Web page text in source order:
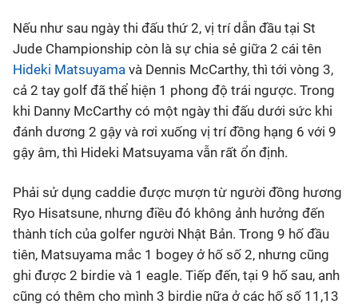
Thể thao Điện tử
Các môn khác
VIDEO
Bên lề
Nếu như sau ngày thi đấu thứ 2, vị trí dẫn đầu tại St
Jude Championship còn là sự chia sẻ giữa 2 cái tên
Hideki Matsuyama và Dennis McCarthy, thì tới vòng 3,
cả 2 tay golf đã thể hiện 1 phong độ trái ngược. Trong
khi Danny McCarthy có một ngày thi đấu dưới sức khi
đánh dương 2 gậy và rơi xuống vị trí đồng hạng 6 với 9
gậy âm, thì Hideki Matsuyama vẫn rất ổn định.
Phải sử dụng caddie được mượn từ người đồng hương
Ryo Hisatsune, nhưng điều đó không ảnh hưởng đến
thành tích của golfer người Nhật Bản. Trong 9 hố đầu
tiên, Matsuyama mắc 1 bogey ở hố số 2, nhưng cũng
ghi được 2 birdie và 1 eagle. Tiếp đến, tại 9 hố sau, anh
cũng có thêm cho mình 3 birdie nữa ở các hố số 11,13